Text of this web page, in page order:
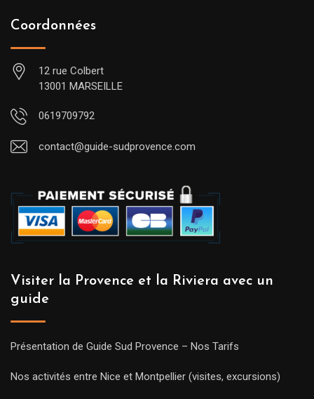
Coordonnées
12 rue Colbert
13001 MARSEILLE
0619709792
contact@guide-sudprovence.com
Visiter la Provence et la Riviera avec un
guide
Présentation de Guide Sud Provence – Nos Tarifs
Nos activités entre Nice et Montpellier (visites, excursions)